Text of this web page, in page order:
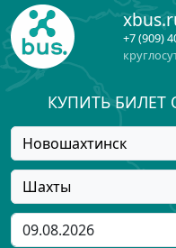
+7 (909)
КУПИТЬ БИЛЕТ
Новошахтинск
Шахты